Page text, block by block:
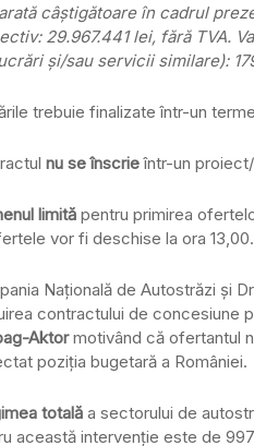
câştigătoare în cadrul
29.967.441 lei, fără TVA.
şi/sau servicii similare):
trebuie finalizate într-un
nu se înscrieîntr-un
limită pentru primirea
vor fi deschise la ora 13,00.
Naţională de Autostrăzi şi
contractului de concesiune
Aktormotivând că ofertantul
poziţia bugetară a României.
totală a sectorului de
această intervenţie este de